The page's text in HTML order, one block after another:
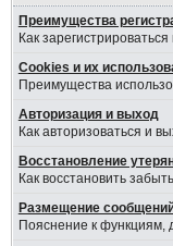
Преимущества
Как
Cookies и их
Преимущества
Авторизация и выход
Как авторизоваться и
Восстановление
Как восстановить
Размещение
Пояснение к